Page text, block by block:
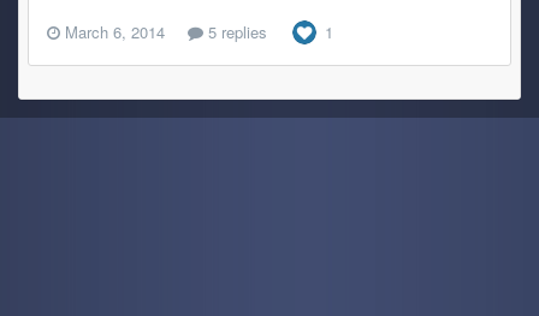
March 6, 2014
5 replies 1